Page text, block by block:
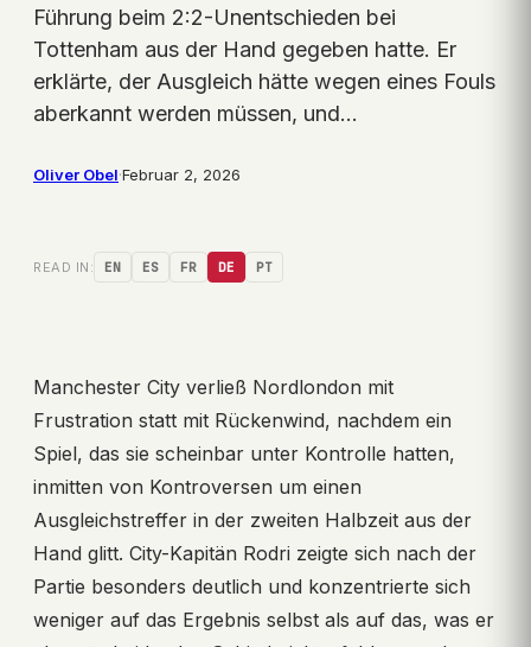
Führung beim 2:2-Unentschieden bei
Tottenham aus der Hand gegeben hatte. Er
erklärte, der Ausgleich hätte wegen eines Fouls
aberkannt werden müssen, und…
Oliver Obel·Februar 2, 2026
READ IN: EN ES FR DE PT
Manchester City verließ Nordlondon mit
Frustration statt mit Rückenwind, nachdem ein
Spiel, das sie scheinbar unter Kontrolle hatten,
inmitten von Kontroversen um einen
Ausgleichstreffer in der zweiten Halbzeit aus der
Hand glitt. City-Kapitän Rodri zeigte sich nach der
Partie besonders deutlich und konzentrierte sich
weniger auf das Ergebnis selbst als auf das, was er